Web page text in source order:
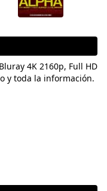
4K 2160p, Full HD
y toda la información.